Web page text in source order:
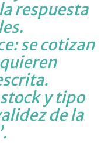
respuesta
se cotizan
y tipo
de la